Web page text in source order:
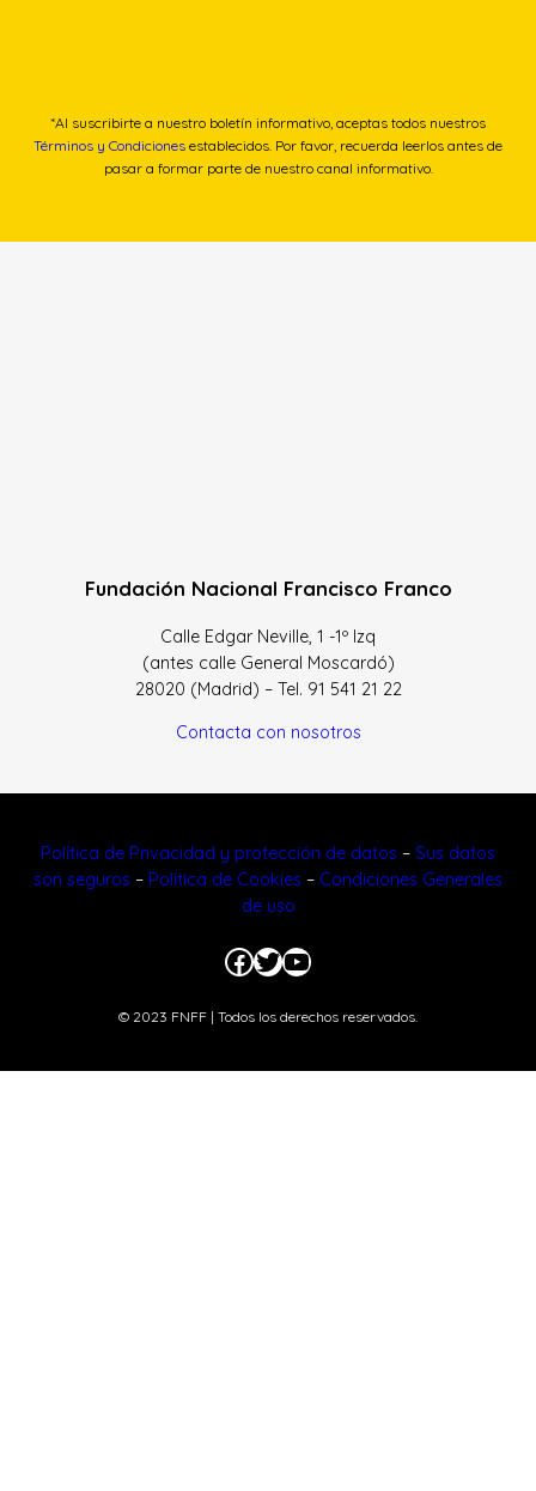
*Al suscribirte a nuestro boletín informativo, aceptas todos nuestros
Términos y Condiciones establecidos. Por favor, recuerda leerlos antes de
pasar a formar parte de nuestro canal informativo.
Fundación Nacional Francisco Franco
Calle Edgar Neville, 1 -1º Izq
(antes calle General Moscardó)
28020 (Madrid) – Tel. 91 541 21 22
Contacta con nosotros
Política de Privacidad y protección de datos – Sus datos
son seguros – Política de Cookies – Condiciones Generales
de uso
Facebook
Twitter
YouTube
© 2023 FNFF | Todos los derechos reservados.